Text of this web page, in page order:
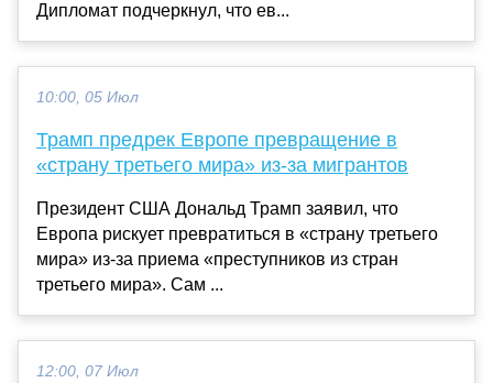
Дипломат подчеркнул, что ев...
10:00, 05 Июл
Трамп предрек Европе превращение в
«страну третьего мира» из-за мигрантов
Президент США Дональд Трамп заявил, что
Европа рискует превратиться в «страну третьего
мира» из-за приема «преступников из стран
третьего мира». Сам ...
12:00, 07 Июл